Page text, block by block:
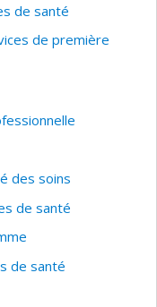
de santé
de première
des soins
de santé
de santé